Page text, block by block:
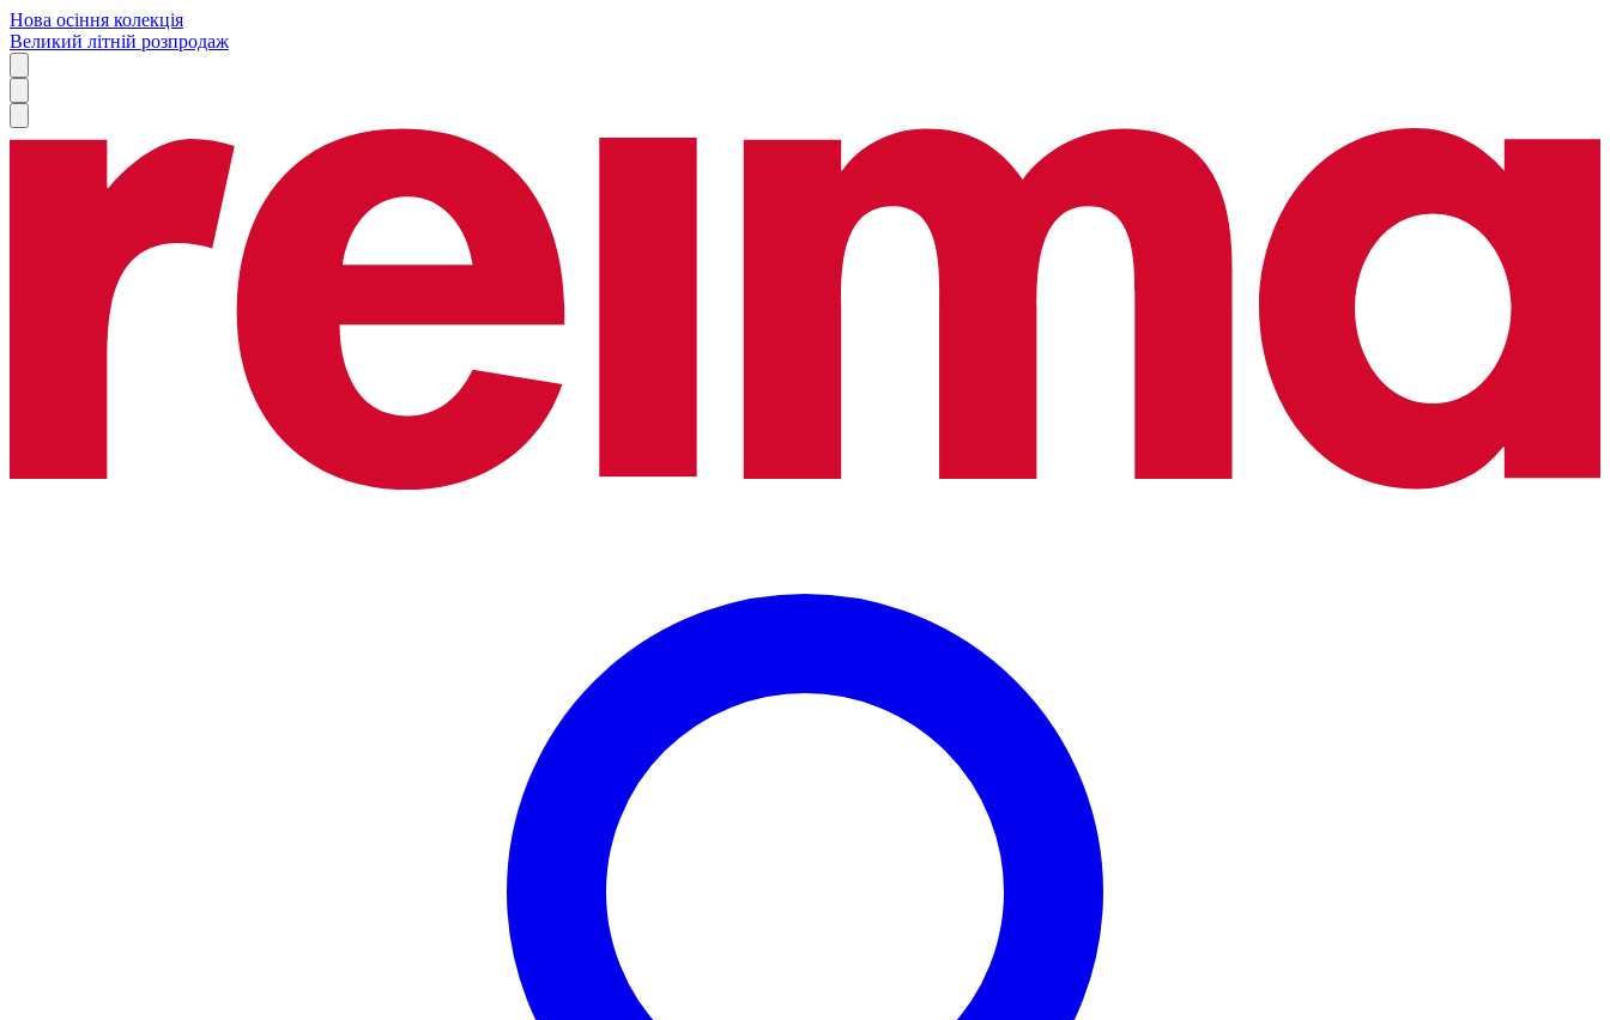
Нова осіння колекція
Великий літній розпродаж